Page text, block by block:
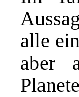
alle
aber